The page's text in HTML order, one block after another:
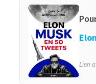
Lien